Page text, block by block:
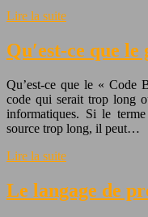
Lire la suite
Qu′est-ce que
Qu’est-ce que le « Code
code qui serait trop long
informatiques. Si le
source trop long, il peut…
Lire la suite
Le langage de